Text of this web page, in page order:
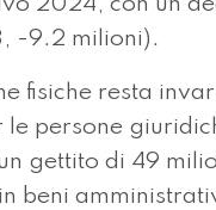
-9.2 milioni).
fisiche resta
persone
gettito di 49
beni